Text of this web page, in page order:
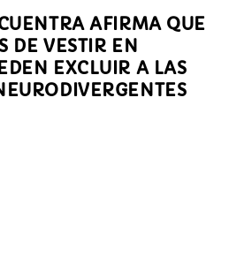
AFIRMA QUE
DE VESTIR EN
EXCLUIR A LAS